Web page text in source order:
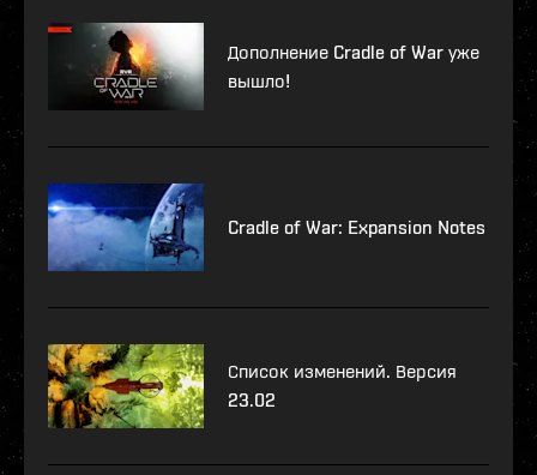
Дополнение Cradle of War уже
вышло!
Cradle of War: Expansion Notes
Список изменений. Версия
23.02